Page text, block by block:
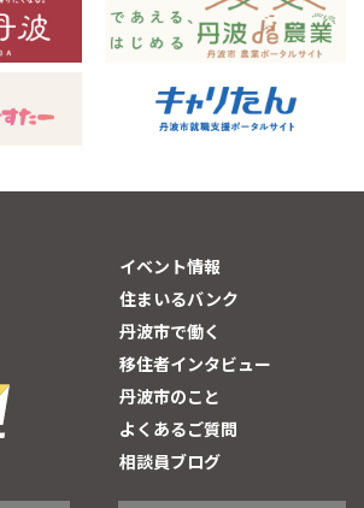
イベント情報
住まいるバンク
丹波市で働く
移住者インタビュー
丹波市のこと
よくあるご質問
相談員ブログ